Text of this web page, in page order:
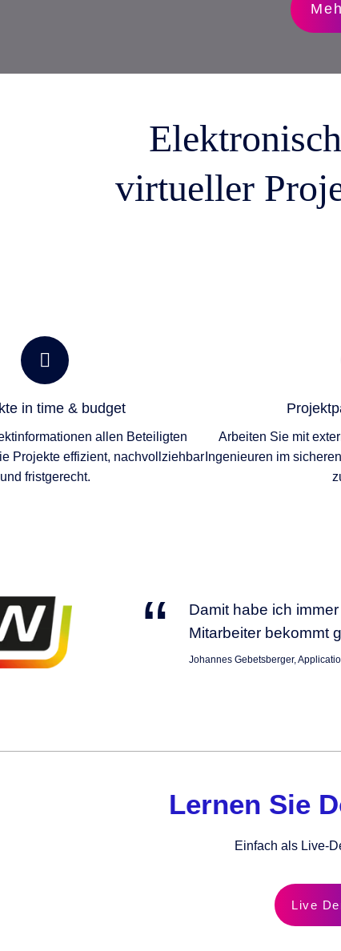
virtueller
in time & budget
allen Beteiligten
Projekte effizient, nachvollziehbar
und fristgerecht.
Arbeiten Sie mit
Ingenieuren im
Damit habe ich
Mitarbeiter bekommt
Johannes Gebetsberger,
Lernen Sie
Einfach als Live-
Live